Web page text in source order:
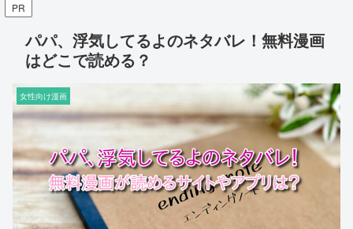
PR
パパ、浮気してるよのネタバレ！無料漫画
はどこで読める？
女性向け漫画